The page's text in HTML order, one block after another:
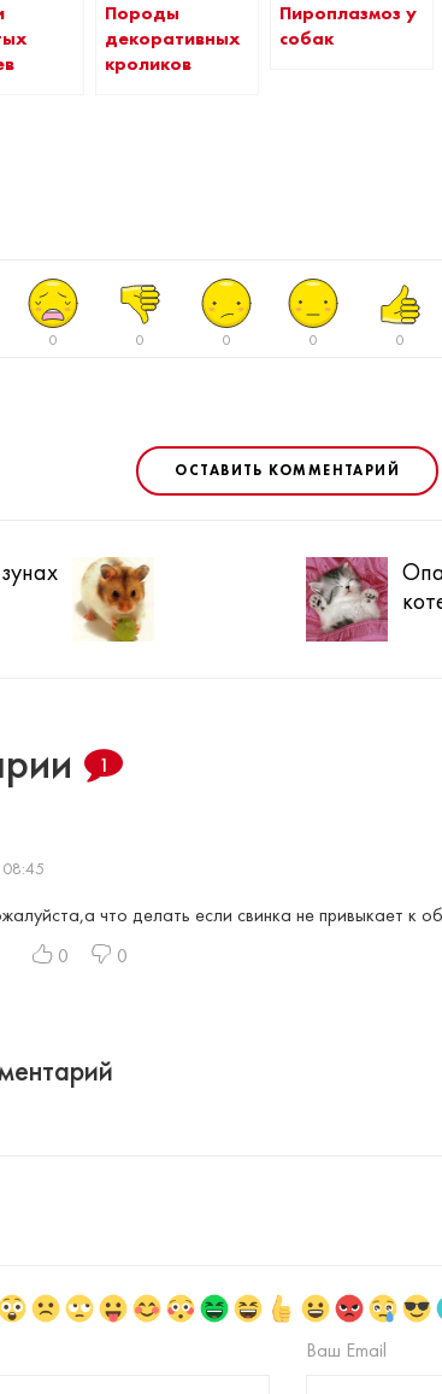
Породы
декоративных
кроликов
Пироплазмоз у
собак
0 0 0 0 0
ОСТАВИТЬ КОММЕНТАРИЙ
1
08:45
что делать если свинка не привыкает к
0 0
Ваш Email